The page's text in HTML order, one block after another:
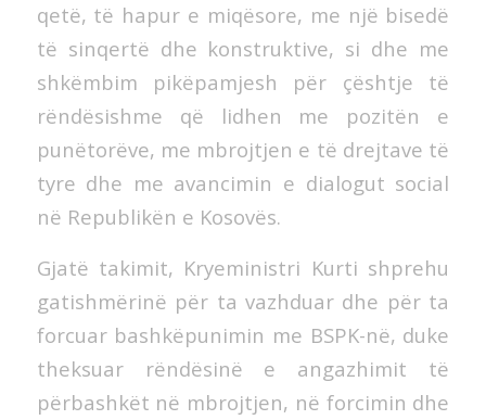
qetë, të hapur e miqësore, me një bisedë
të sinqertë dhe konstruktive, si dhe me
shkëmbim pikëpamjesh për çështje të
rëndësishme që lidhen me pozitën e
punëtorëve, me mbrojtjen e të drejtave të
tyre dhe me avancimin e dialogut social
në Republikën e Kosovës.
Gjatë takimit, Kryeministri Kurti shprehu
gatishmërinë për ta vazhduar dhe për ta
forcuar bashkëpunimin me BSPK-në, duke
theksuar rëndësinë e angazhimit të
përbashkët në mbrojtjen, në forcimin dhe